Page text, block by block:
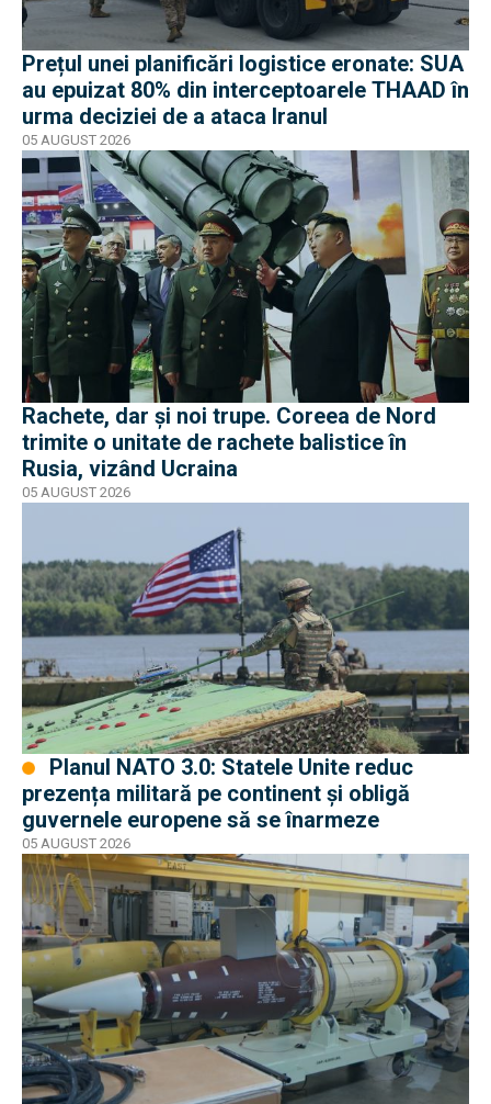
Prețul unei planificări logistice eronate: SUA
au epuizat 80% din interceptoarele THAAD în
urma deciziei de a ataca Iranul
05 AUGUST 2026
Rachete, dar și noi trupe. Coreea de Nord
trimite o unitate de rachete balistice în
Rusia, vizând Ucraina
05 AUGUST 2026
prezența militară pe continent și obligă
guvernele europene să se înarmeze
05 AUGUST 2026